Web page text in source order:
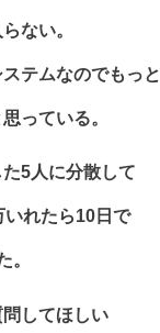
ない。
テムなのでもっと
っている。
5人に分散して
いれたら10日で
。
してほしい